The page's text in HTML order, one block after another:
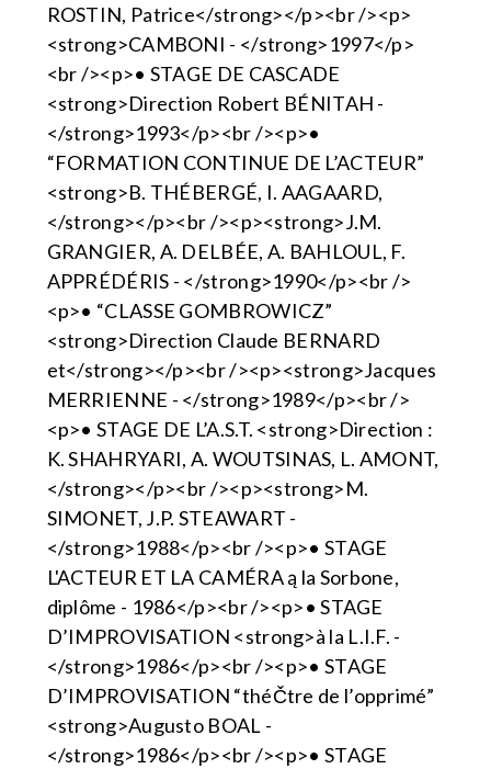
ROSTIN, Patrice</strong></p><br /><p>
<strong>CAMBONI - </strong>1997</p>
<br /><p>• STAGE DE CASCADE
<strong>Direction Robert BÉNITAH -
</strong>1993</p><br /><p>•
“FORMATION CONTINUE DE L’ACTEUR”
<strong>B. THÉBERGÉ, I. AAGAARD,
</strong></p><br /><p><strong>J.M.
GRANGIER, A. DELBÉE, A. BAHLOUL, F.
APPRÉDÉRIS - </strong>1990</p><br />
<p>• “CLASSE GOMBROWICZ”
<strong>Direction Claude BERNARD
et</strong></p><br /><p><strong>Jacques
MERRIENNE - </strong>1989</p><br />
<p>• STAGE DE L’A.S.T. <strong>Direction :
K. SHAHRYARI, A. WOUTSINAS, L. AMONT,
</strong></p><br /><p><strong>M.
SIMONET, J.P. STEAWART -
</strong>1988</p><br /><p>• STAGE
L'ACTEUR ET LA CAMÉRA ą la Sorbone,
diplôme - 1986</p><br /><p>• STAGE
D’IMPROVISATION <strong>à la L.I.F. -
</strong>1986</p><br /><p>• STAGE
D’IMPROVISATION “théČtre de l’opprimé”
<strong>Augusto BOAL -
</strong>1986</p><br /><p>• STAGE